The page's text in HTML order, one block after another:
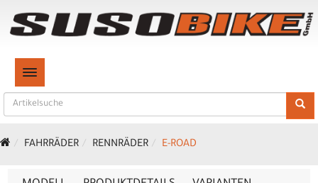
TOGGLE NAVIGATION
FAHRRÄDER RENNRÄDER E-ROAD